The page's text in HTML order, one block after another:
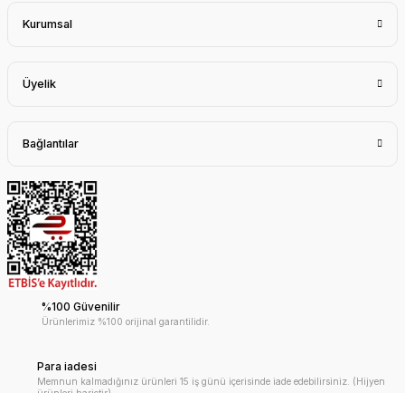
Kurumsal
Üyelik
Bağlantılar
%100 Güvenilir
Ürünlerimiz %100 orijinal garantilidir.
Para iadesi
Memnun kalmadığınız ürünleri 15 iş günü içerisinde iade edebilirsiniz. (Hijyen